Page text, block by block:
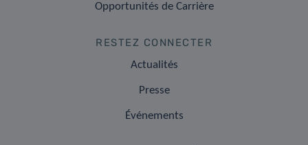
Opportunités de Carrière
RESTEZ CONNECTER
Actualités
Presse
Événements